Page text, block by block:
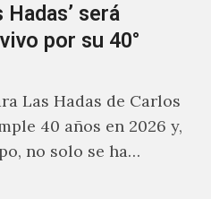
Hadas’ será
por su 40°
Las Hadas de Carlos
40 años en 2026 y,
no solo se ha…